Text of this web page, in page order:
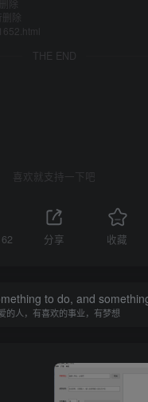
除
除
THE END
喜欢就支持一下吧
分享 收藏
to do, and
的人，有喜欢的事业，有梦想